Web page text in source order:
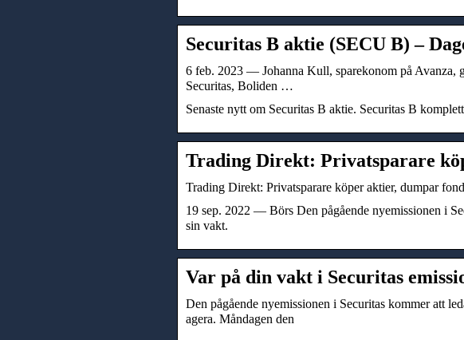
Securitas B aktie (SECU B) –
6 feb. 2023 — Johanna Kull, sparekonom på
Securitas, Boliden …
Senaste nytt om Securitas B aktie. Securitas B
Trading Direkt: Privatsparare
Trading Direkt: Privatsparare köper aktier, dumpar
19 sep. 2022 — Börs Den pågående nyemissionen i
sin vakt.
Var på din vakt i Securitas
Den pågående nyemissionen i Securitas kommer att
agera. Måndagen den